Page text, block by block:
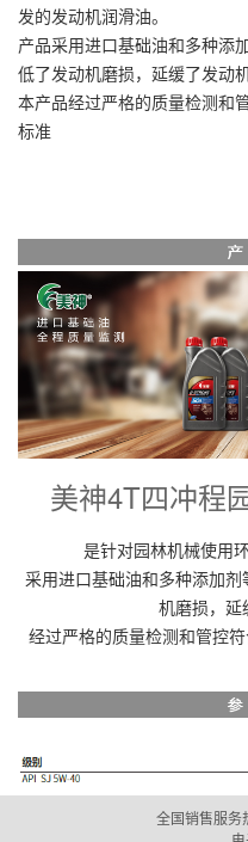
发的发动机润滑油。
产品采用进口基础油和多种添
低了发动机磨损，延缓了发动
本产品经过严格的质量检测和
标准
美神4T四冲程
是针对园林机械使用
采用进口基础油和多种添加
机磨损，延
经过严格的质量检测和管控
全国销售服